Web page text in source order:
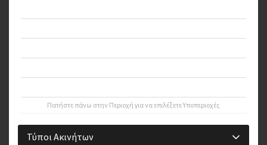
Πατήστε πάνω στην Περιοχή για να επιλέξετε Υποπεριοχές
Τύποι Ακινήτων